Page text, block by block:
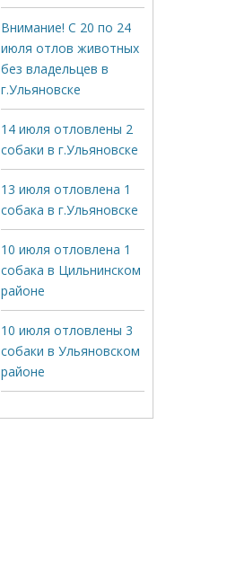
Внимание! С 20 по 24
июля отлов животных
без владельцев в
г.Ульяновске
14 июля отловлены 2
собаки в г.Ульяновске
13 июля отловлена 1
собака в г.Ульяновске
10 июля отловлена 1
собака в Цильнинском
районе
10 июля отловлены 3
собаки в Ульяновском
районе